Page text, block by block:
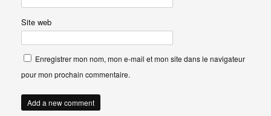
Site web
Enregistrer mon nom, mon e-mail et mon site dans le navigateur
pour mon prochain commentaire.